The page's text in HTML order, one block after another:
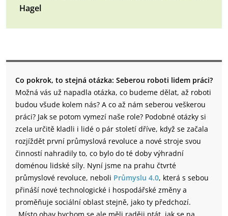
Hagel
Co pokrok, to stejná otázka: Seberou roboti lidem práci?
Možná vás už napadla otázka, co budeme dělat, až roboti
budou všude kolem nás? A co až nám seberou veškerou
práci? Jak se potom vymezí naše role? Podobné otázky si
zcela určitě kladli i lidé o pár století dříve, když se začala
rozjíždět první průmyslová revoluce a nové stroje svou
činností nahradily to, co bylo do té doby výhradní
doménou lidské síly. Nyní jsme na prahu čtvrté
průmyslové revoluce, neboli Průmyslu 4.0, která s sebou
přináší nové technologické i hospodářské změny a
proměňuje sociální oblast stejně, jako ty předchozí.